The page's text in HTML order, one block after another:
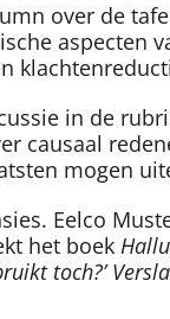
over de
aspecten
in de
causaal
mogen
Eelco
het boek
toch?’